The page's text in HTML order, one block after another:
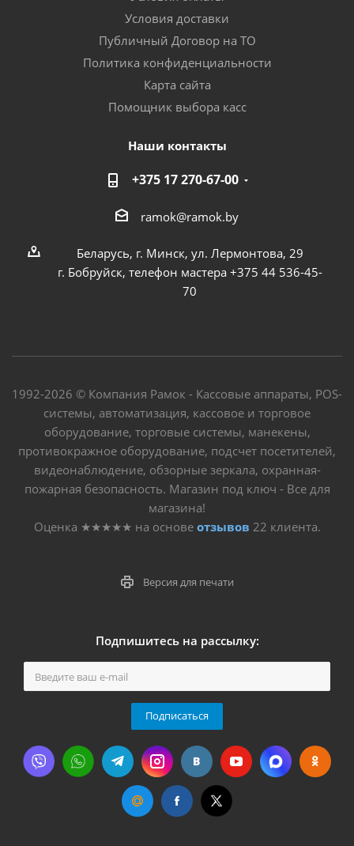
Условия доставки
Публичный Договор на ТО
Политика конфиденциальности
Карта сайта
Помощник выбора касс
Наши контакты
+375 17 270-67-00
ramok@ramok.by
Беларусь, г. Минск, ул. Лермонтова, 29
г. Бобруйск, телефон мастера +375 44 536-45-
70
1992-2026 © Компания Рамок - Кассовые аппараты, POS-
системы, автоматизация, кассовое и торговое
оборудование, торговые системы, манекены,
противокражное оборудование, подсчет посетителей,
видеонаблюдение, обзорные зеркала, охранная-
пожарная безопасность. Магазин под ключ - Все для
магазина!
Оценка ★★★★★ на основе отзывов 22 клиента.
Версия для печати
Подпишитесь на рассылку:
Подписаться